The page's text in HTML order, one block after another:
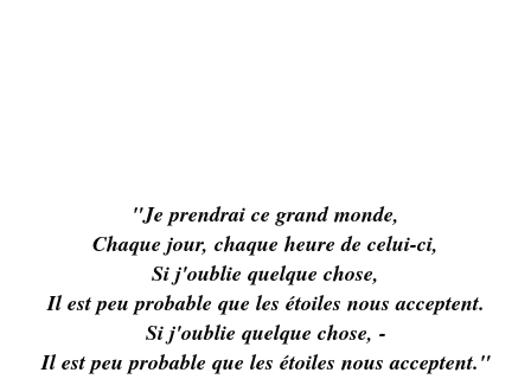
"Je prendrai ce grand monde,
Chaque jour, chaque heure de celui-ci,
Si j'oublie quelque chose,
Il est peu probable que les étoiles nous acceptent.
Si j'oublie quelque chose, -
Il est peu probable que les étoiles nous acceptent."